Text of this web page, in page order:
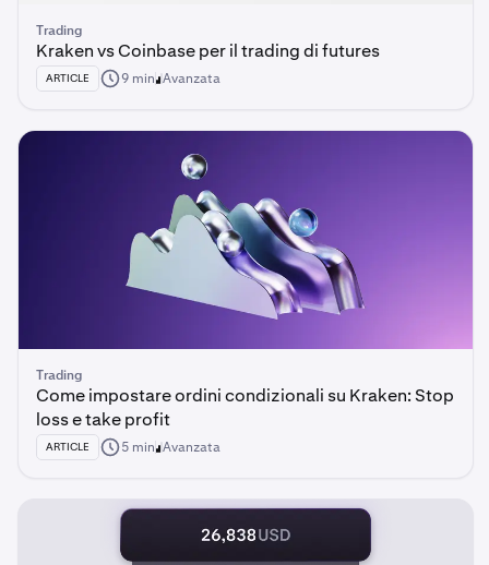
Trading
Kraken vs Coinbase per il trading di futures
ARTICLE 9 min Avanzata
Trading
Come impostare ordini condizionali su Kraken: Stop
loss e take profit
ARTICLE 5 min Avanzata